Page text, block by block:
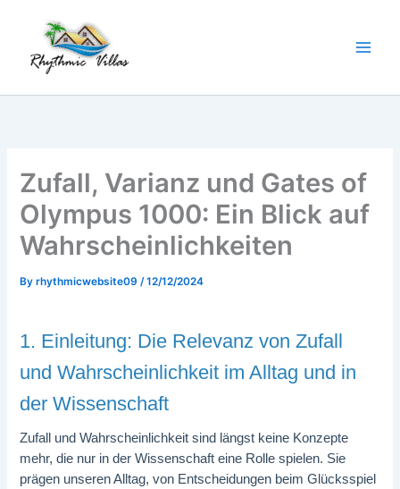
content
Zufall, Varianz und Gates of
Olympus 1000: Ein Blick auf
Wahrscheinlichkeiten
Byrhythmicwebsite09/12/12/2024
1. Einleitung: Die Relevanz von Zufall
und Wahrscheinlichkeit im Alltag und in
der Wissenschaft
Zufall und Wahrscheinlichkeit sind längst keine Konzepte
mehr, die nur in der Wissenschaft eine Rolle spielen. Sie
prägen unseren Alltag, von Entscheidungen beim Glücksspiel